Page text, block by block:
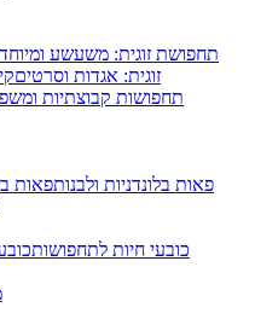
תחפושת זוגית: משעשע ומיוחד
זוגית: אגדות וסרטים
תחפושות קבוצתיות
פאות בלונדניות ולבנותפאות
כובעי חיות לתחפושות